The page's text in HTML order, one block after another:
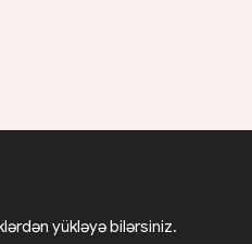
yükləyə bilərsiniz.